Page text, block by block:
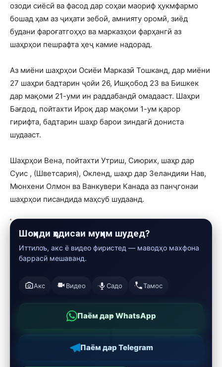
озоди сиёсӣ ва фасод дар соҳаи маориф ҳукмфармо
бошад ҳам аз ҷиҳати зебоӣ, амнияту оромӣ, зиёд
будани фароғатгоҳҳо ва марказҳои фарҳангӣ аз
шаҳрҳои пешрафта ҳеҷ камие надорад.
Аз миёни шаҳрҳои Осиёи Марказӣ Тошканд, дар миёни
27 шаҳри бадтарин ҷойи 26, Ишқобод 23 ва Бишкек
дар мақоми 21-уми ин раддабандӣ омадааст. Шаҳри
Бағдод, пойтахти Ироқ дар мақоми 1-ум қарор
гирифта, бадтарин шаҳр барои зиндагӣ дониста
шудааст.
Шаҳрҳои Вена, пойтахти Утриш, Сиюрих, шаҳр дар
Суис , (Шветсария), Окленд, шаҳр дар Зеландияи Нав,
Мюнхени Олмон ва Ванкувери Канада аз панҷгонаи
шаҳрҳои писандида маҳсуб шудаанд.
Шоҳиди ҳодисаи муҳим шудед?
Иттилоъ, акс ё видео фиристед — маводҳо махфона
баррасӣ мешаванд.
Акс Видео Садо Тамос
Паём дар WhatsApp
Паём дар Telegram